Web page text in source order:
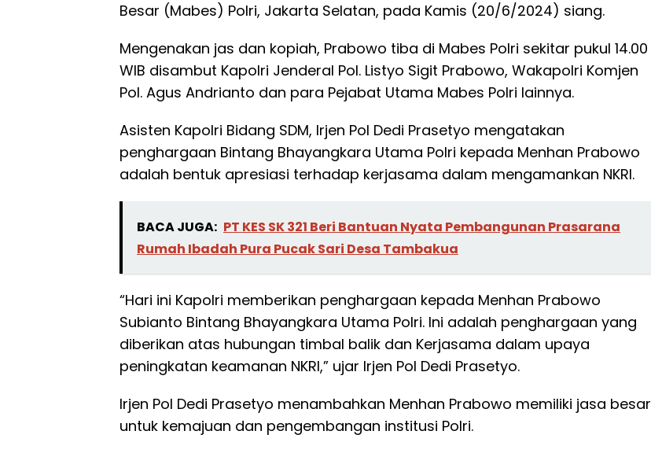
Besar (Mabes) Polri, Jakarta Selatan, pada Kamis (20/6/2024) siang.
Mengenakan jas dan kopiah, Prabowo tiba di Mabes Polri sekitar pukul 14.00
WIB disambut Kapolri Jenderal Pol. Listyo Sigit Prabowo, Wakapolri Komjen
Pol. Agus Andrianto dan para Pejabat Utama Mabes Polri lainnya.
Asisten Kapolri Bidang SDM, Irjen Pol Dedi Prasetyo mengatakan
penghargaan Bintang Bhayangkara Utama Polri kepada Menhan Prabowo
adalah bentuk apresiasi terhadap kerjasama dalam mengamankan NKRI.
BACA JUGA: PT KES SK 321 Beri Bantuan Nyata Pembangunan Prasarana
Rumah Ibadah Pura Pucak Sari Desa Tambakua
“Hari ini Kapolri memberikan penghargaan kepada Menhan Prabowo
Subianto Bintang Bhayangkara Utama Polri. Ini adalah penghargaan yang
diberikan atas hubungan timbal balik dan Kerjasama dalam upaya
peningkatan keamanan NKRI,” ujar Irjen Pol Dedi Prasetyo.
Irjen Pol Dedi Prasetyo menambahkan Menhan Prabowo memiliki jasa besar
untuk kemajuan dan pengembangan institusi Polri.